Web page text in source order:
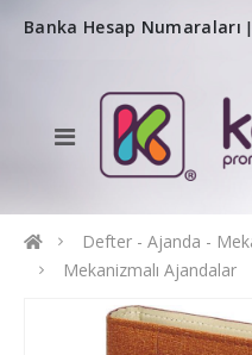
Banka Hesap Numaraları |
Defter - Ajanda -
Mekanizmalı Ajandalar